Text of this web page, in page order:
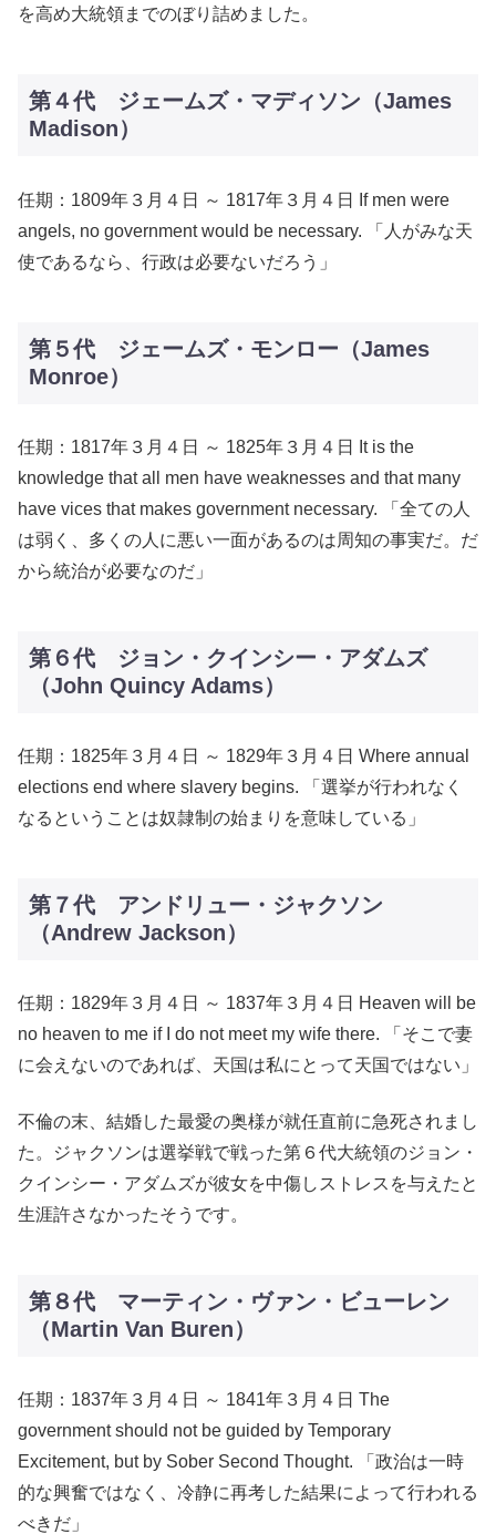
を高め大統領までのぼり詰めました。
第４代 ジェームズ・マディソン（James
Madison）
任期：1809年３月４日 ～ 1817年３月４日 If men were
angels, no government would be necessary. 「人がみな天
使であるなら、行政は必要ないだろう」
第５代 ジェームズ・モンロー（James
Monroe）
任期：1817年３月４日 ～ 1825年３月４日 It is the
knowledge that all men have weaknesses and that many
have vices that makes government necessary. 「全ての人
は弱く、多くの人に悪い一面があるのは周知の事実だ。だ
から統治が必要なのだ」
第６代 ジョン・クインシー・アダムズ
（John Quincy Adams）
任期：1825年３月４日 ～ 1829年３月４日 Where annual
elections end where slavery begins. 「選挙が行われなく
なるということは奴隷制の始まりを意味している」
第７代 アンドリュー・ジャクソン
（Andrew Jackson）
任期：1829年３月４日 ～ 1837年３月４日 Heaven will be
no heaven to me if I do not meet my wife there. 「そこで妻
に会えないのであれば、天国は私にとって天国ではない」
不倫の末、結婚した最愛の奥様が就任直前に急死されまし
た。ジャクソンは選挙戦で戦った第６代大統領のジョン・
クインシー・アダムズが彼女を中傷しストレスを与えたと
生涯許さなかったそうです。
第８代 マーティン・ヴァン・ビューレン
（Martin Van Buren）
任期：1837年３月４日 ～ 1841年３月４日 The
government should not be guided by Temporary
Excitement, but by Sober Second Thought. 「政治は一時
的な興奮ではなく、冷静に再考した結果によって行われる
べきだ」